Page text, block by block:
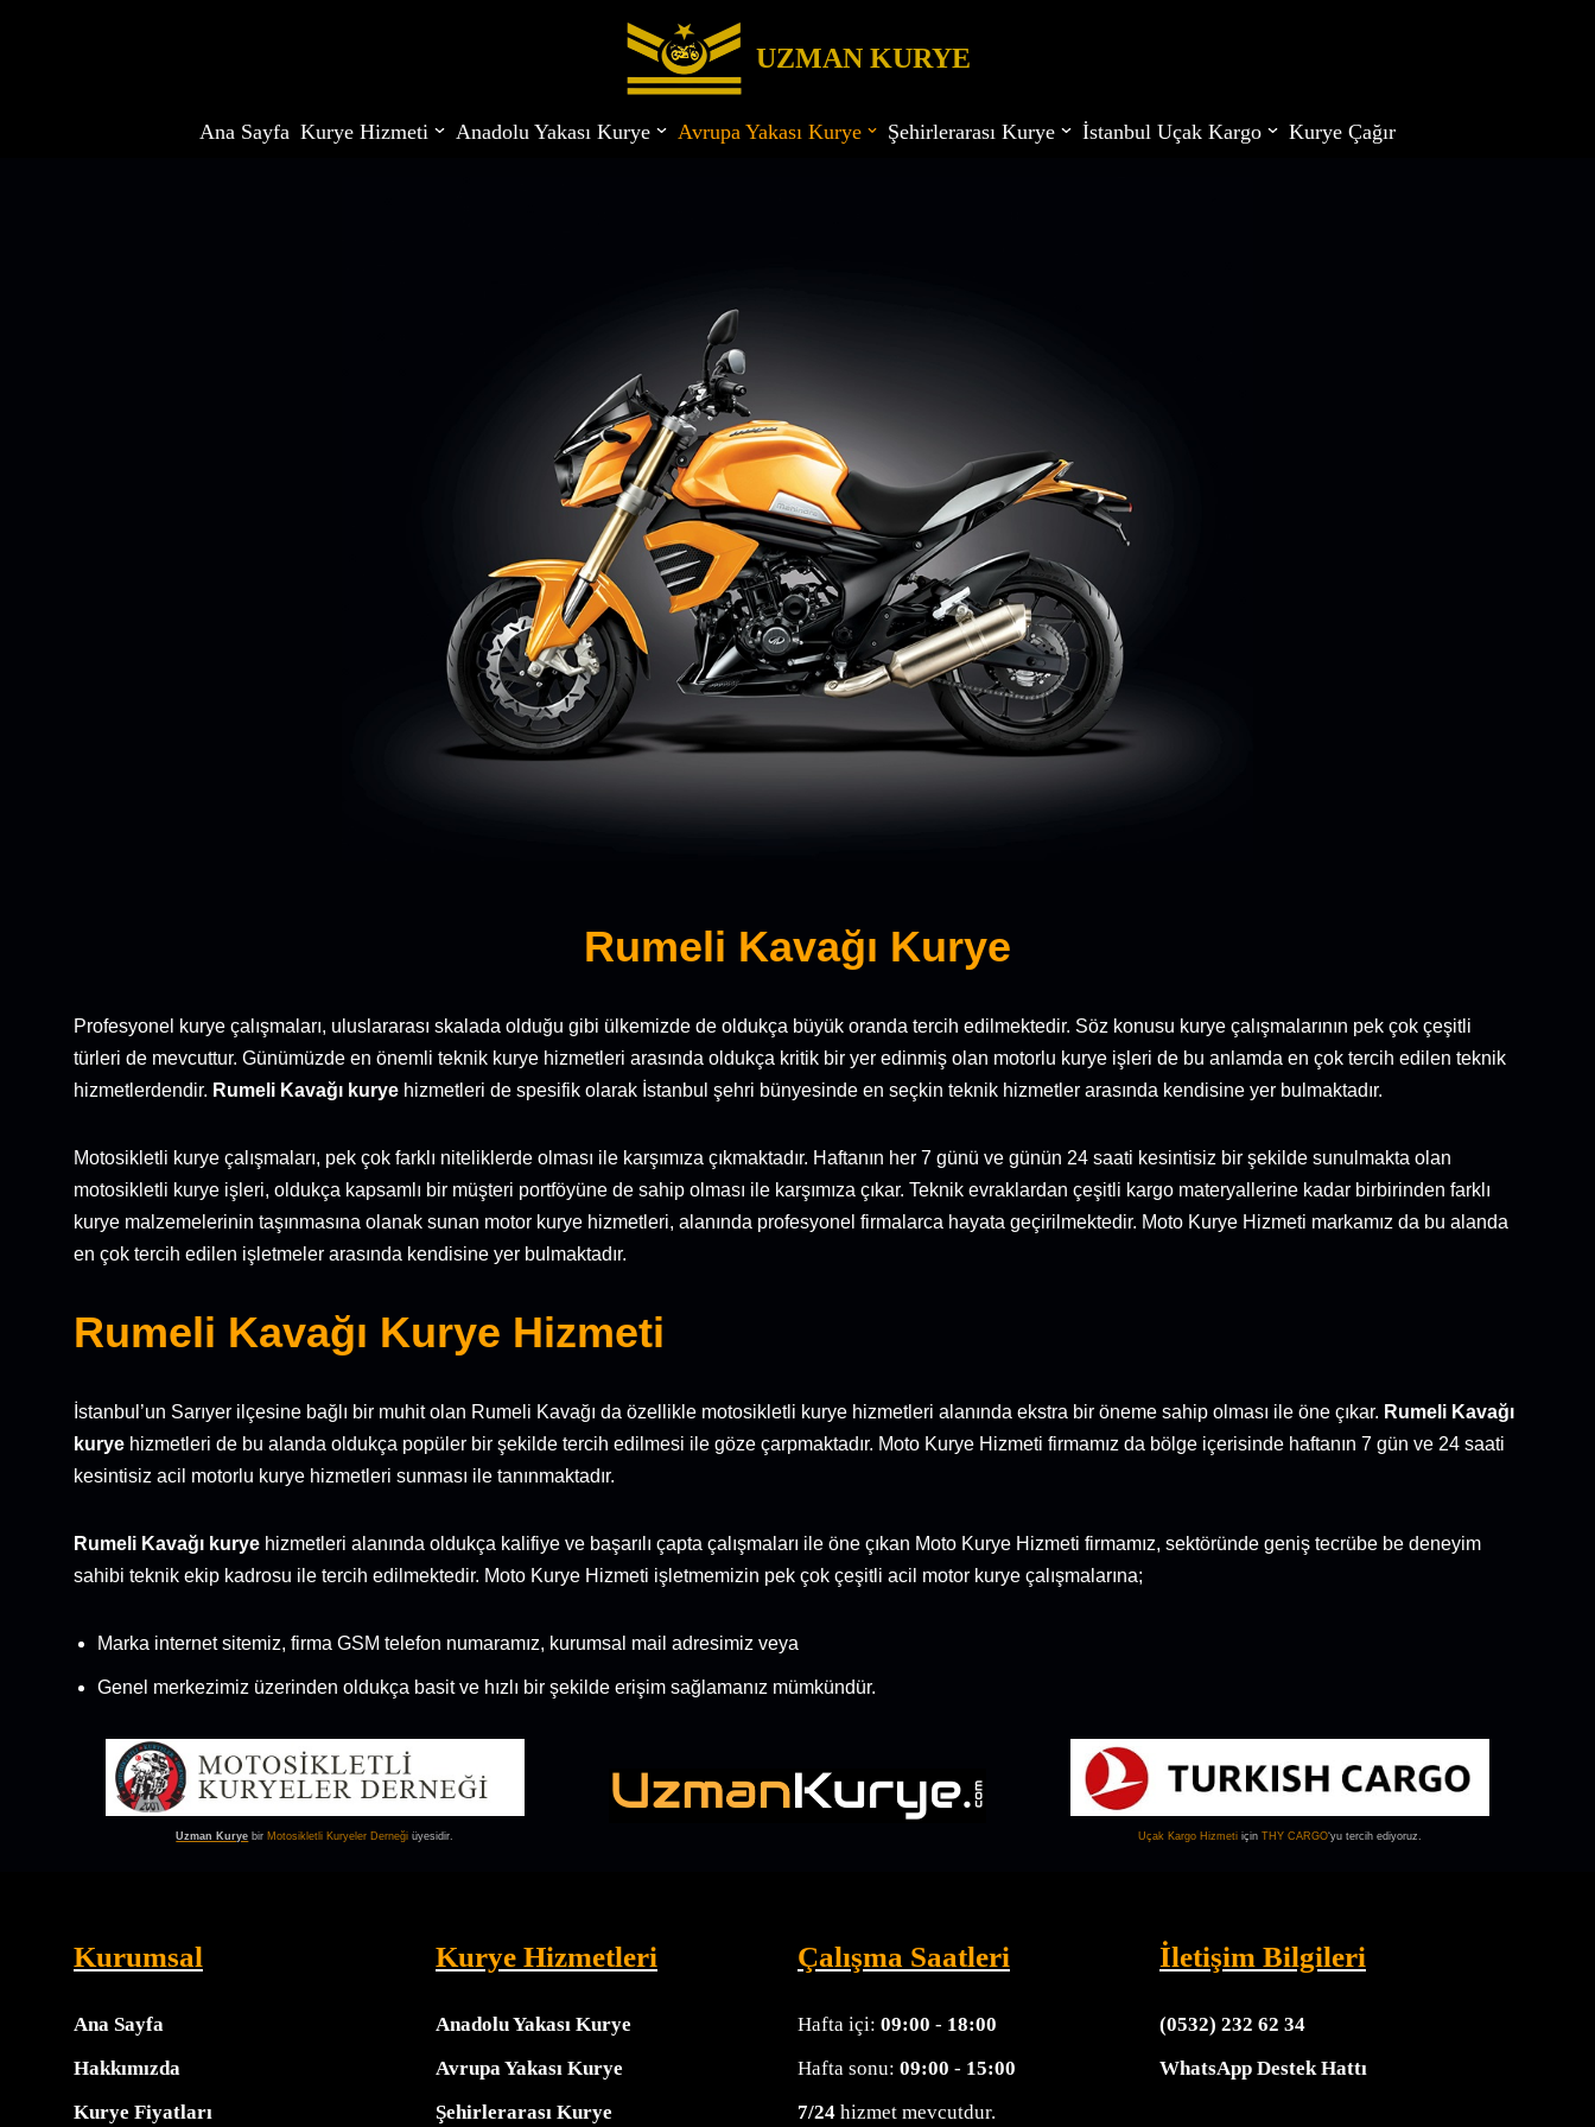
UZMAN KURYE
Ana Sayfa Kurye Hizmeti Anadolu Yakası Kurye Avrupa Yakası Kurye Şehirlerarası Kurye İstanbul Uçak Kargo Kurye Çağır
Rumeli Kavağı Kurye
Profesyonel kurye çalışmaları, uluslararası skalada olduğu gibi ülkemizde de oldukça büyük oranda tercih edilmektedir. Söz konusu kurye çalışmalarının pek çok çeşitli
türleri de mevcuttur. Günümüzde en önemli teknik kurye hizmetleri arasında oldukça kritik bir yer edinmiş olan motorlu kurye işleri de bu anlamda en çok tercih edilen teknik
hizmetlerdendir. Rumeli Kavağı kurye hizmetleri de spesifik olarak İstanbul şehri bünyesinde en seçkin teknik hizmetler arasında kendisine yer bulmaktadır.
Motosikletli kurye çalışmaları, pek çok farklı niteliklerde olması ile karşımıza çıkmaktadır. Haftanın her 7 günü ve günün 24 saati kesintisiz bir şekilde sunulmakta olan
motosikletli kurye işleri, oldukça kapsamlı bir müşteri portföyüne de sahip olması ile karşımıza çıkar. Teknik evraklardan çeşitli kargo materyallerine kadar birbirinden farklı
kurye malzemelerinin taşınmasına olanak sunan motor kurye hizmetleri, alanında profesyonel firmalarca hayata geçirilmektedir. Moto Kurye Hizmeti markamız da bu alanda
en çok tercih edilen işletmeler arasında kendisine yer bulmaktadır.
Rumeli Kavağı Kurye Hizmeti
İstanbul’un Sarıyer ilçesine bağlı bir muhit olan Rumeli Kavağı da özellikle motosikletli kurye hizmetleri alanında ekstra bir öneme sahip olması ile öne çıkar. Rumeli Kavağı
kurye hizmetleri de bu alanda oldukça popüler bir şekilde tercih edilmesi ile göze çarpmaktadır. Moto Kurye Hizmeti firmamız da bölge içerisinde haftanın 7 gün ve 24 saati
kesintisiz acil motorlu kurye hizmetleri sunması ile tanınmaktadır.
Rumeli Kavağı kurye hizmetleri alanında oldukça kalifiye ve başarılı çapta çalışmaları ile öne çıkan Moto Kurye Hizmeti firmamız, sektöründe geniş tecrübe be deneyim
sahibi teknik ekip kadrosu ile tercih edilmektedir. Moto Kurye Hizmeti işletmemizin pek çok çeşitli acil motor kurye çalışmalarına;
Marka internet sitemiz, firma GSM telefon numaramız, kurumsal mail adresimiz veya
Genel merkezimiz üzerinden oldukça basit ve hızlı bir şekilde erişim sağlamanız mümkündür.
Uzman Kurye bir Motosikletli Kuryeler Derneği üyesidir. Uçak Kargo Hizmeti içinTHY CARGO‘yu tercih ediyoruz.
Kurumsal
Ana Sayfa
Hakkımızda
Kurye Fiyatları
Kurye Hizmetleri
Anadolu Yakası Kurye
Avrupa Yakası Kurye
Şehirlerarası Kurye
Çalışma Saatleri
Hafta içi: 09:00 - 18:00
Hafta sonu: 09:00 - 15:00
7/24 hizmet mevcutdur.
İletişim Bilgileri
(0532) 232 62 34
WhatsApp Destek Hattı